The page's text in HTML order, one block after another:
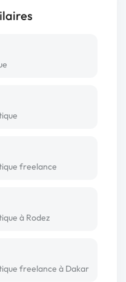
freelance
à Rodez
freelance à Dakar